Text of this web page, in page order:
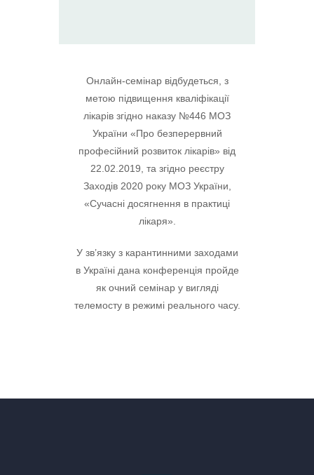
Онлайн-семінар відбудеться, з
метою підвищення кваліфікації
лікарів згідно наказу №446 МОЗ
України «Про безперервний
професійний розвиток лікарів» від
22.02.2019, та згідно реєстру
Заходів 2020 року МОЗ України,
«Сучасні досягнення в практиці
лікаря».
У зв’язку з карантинними заходами
в Україні дана конференція пройде
як очний семінар у вигляді
телемосту в режимі реального часу.